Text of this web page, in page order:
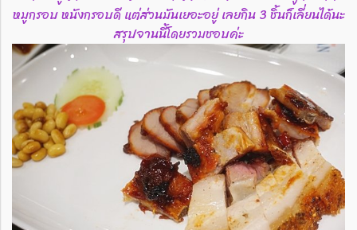
หมูกรอบ หนังกรอบดี แต่ส่วนมันเยอะอยู่ เลยกิน 3 ชิ้นก็เลี่ยนได้นะ
สรุปจานนี้โดยรวมชอบค่ะ